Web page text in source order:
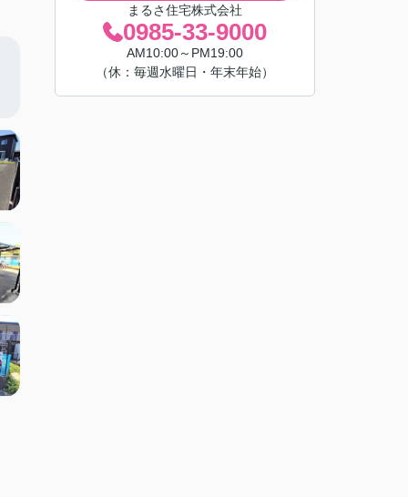
まるさ住宅株式会社
0985-33-9000
AM10:00～PM19:00
（休：毎週水曜日・年末年始）